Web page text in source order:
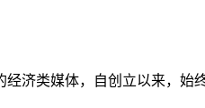
济类媒体，自创立以来，